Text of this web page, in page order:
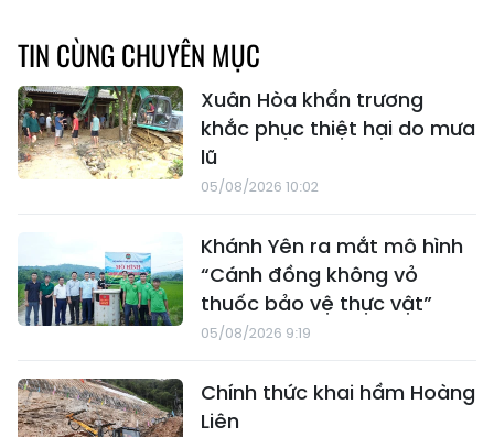
TIN CÙNG CHUYÊN MỤC
Xuân Hòa khẩn trương
khắc phục thiệt hại do mưa
lũ
05/08/2026 10:02
Khánh Yên ra mắt mô hình
“Cánh đồng không vỏ
thuốc bảo vệ thực vật”
05/08/2026 9:19
Chính thức khai hầm Hoàng
Liên